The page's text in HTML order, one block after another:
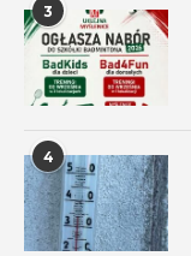
3
4